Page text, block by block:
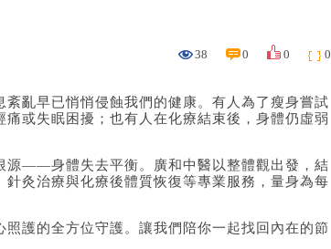
38 0 0 0
亂早已悄悄侵蝕我們的健康。有人為了瘦身嘗試
或失眠困擾；也有人在化療結束後，身體仍虛弱
源——身體失去平衡。廣和中醫以整體觀出發，結
灸治療與化療後體質恢復等專業服務，量身為每
護的全方位守護。讓我們陪你一起找回內在的節